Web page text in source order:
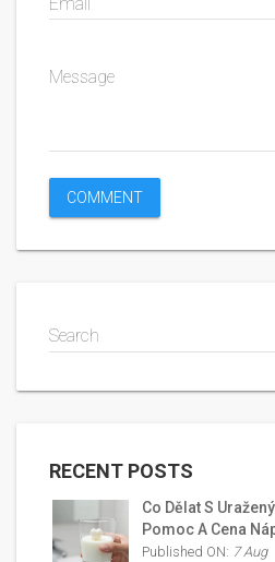
Message
Search
RECENT POSTS
Co Dělat S
Pomoc A Cena
Published ON: 7 Aug